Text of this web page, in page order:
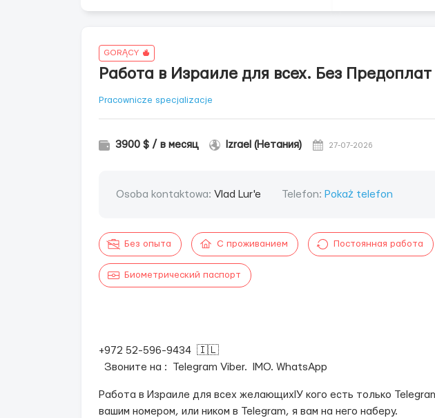
GORĄCY
Работа в Израиле для всех. Без Предоплат
Pracownicze specjalizacje
3900 $ / в месяц Izrael (Нетания) 27-07-2026
Osoba kontaktowa: Vlad Lur'e Telefon: Pokaż telefon
Без опыта С проживанием Постоянная работа
Биометрический паспорт
+972 52-596-9434 🇮🇱
Звоните на : Telegram Viber. IMO. WhatsApp
Работа в Израиле для всех желающихlУ кого есть только
вашим номером, или ником в Telegram, я вам на него наберу.